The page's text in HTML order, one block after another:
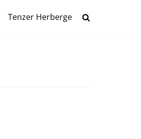
Tenzer Herberge